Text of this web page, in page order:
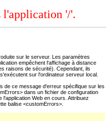
l'application '/'.
sur le serveur. Les paramètres
empêchent l'affichage à distance
raisons de sécurité). Cependant, ils
sur l'ordinateur serveur local.
de ce message d'erreur spécifique sur les
dans un fichier de configuration
Web en cours. Attribuez
balise <customErrors>.